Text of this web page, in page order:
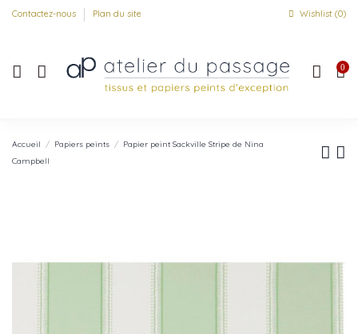
Contactez-nous Plan du site Wishlist (0)
0
Accueil Papiers peints
Papier peint Sackville Stripe de Nina
Campbell